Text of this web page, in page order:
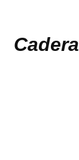
Cadera